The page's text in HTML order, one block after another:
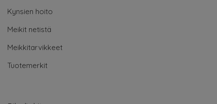
Kynsien hoito
Meikit netistä
Meikkitarvikkeet
Tuotemerkit